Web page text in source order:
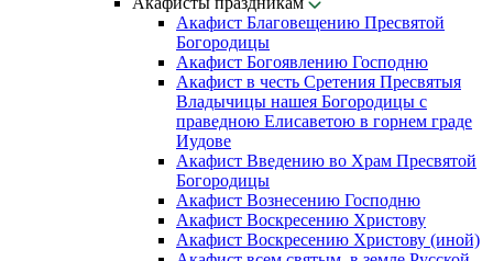
Акафист Благовещению Пресвятой
Богородицы
Акафист Богоявлению Господню
Акафист в честь Сретения Пресвятыя
Владычицы нашея Богородицы с
праведною Елисаветою в горнем граде
Иудове
Акафист Введению во Храм Пресвятой
Богородицы
Акафист Вознесению Господню
Акафист Воскресению Христову
Акафист Воскресению Христову (иной)